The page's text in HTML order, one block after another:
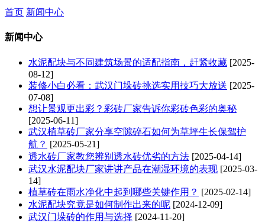
首页 新闻中心
新闻中心
水泥配块与不同建筑场景的适配指南，赶紧收藏 [2025-
08-12]
装修小白必看：武汉门垛砖挑选实用技巧大放送 [2025-
07-08]
想让景观更出彩？彩砖厂家告诉你彩砖色彩的奥秘
[2025-06-11]
武汉植草砖厂家分享空隙碎石如何为草坪生长保驾护
航？ [2025-05-21]
透水砖厂家教您辨别透水砖优劣的方法 [2025-04-14]
武汉水泥配块厂家讲讲产品在潮湿环境的表现 [2025-03-
14]
植草砖在雨水净化中起到哪些关键作用？ [2025-02-14]
水泥配块究竟是如何制作出来的呢 [2024-12-09]
武汉门垛砖的作用与选择 [2024-11-20]